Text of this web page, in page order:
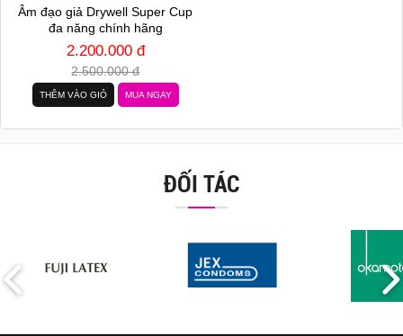
Âm đạo giả Drywell Super Cup
đa năng chính hãng
2.200.000 đ
2.500.000 đ
THÊM VÀO GIỎ MUA NGAY
ĐỐI TÁC